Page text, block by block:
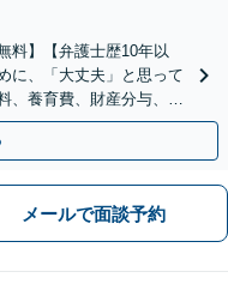
料】【弁護士歴10年以
に、「大丈夫」と思って
、養育費、財産分与、D
メールで面談予約